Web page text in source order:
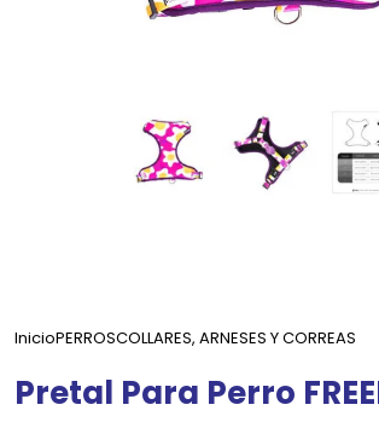
InicioPERROSCOLLARES, ARNESES Y CORREAS
Pretal Para Perro